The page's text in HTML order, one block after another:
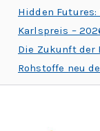
Hidden Futures:
Karlspreis –
Die Zukunft der
Rohstoffe neu